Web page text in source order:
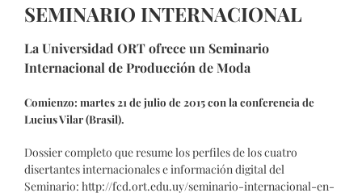
SEMINARIO INTERNACIONAL
La Universidad ORT ofrece un Seminario
Internacional de Producción de Moda
Comienzo: martes 21 de julio de 2015 con la conferencia de
Lucius Vilar (Brasil).
Dossier completo que resume los perfiles de los cuatro
disertantes internacionales e información digital del
Seminario: http://fcd.ort.edu.uy/seminario-internacional-en-